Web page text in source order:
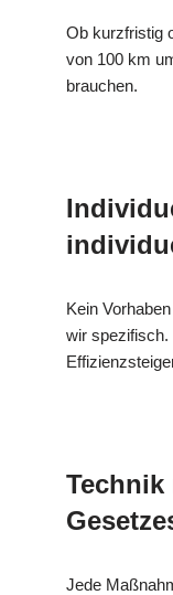
Ob kurzfristig
von 100 km
brauchen.
Kein
wir spezifisch.
Technik
Jede